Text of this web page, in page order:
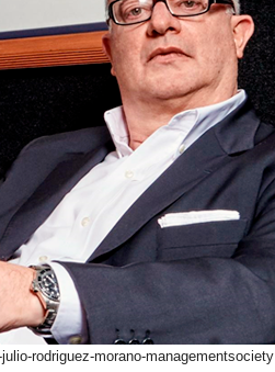
rodriguez-morano-managementsociety